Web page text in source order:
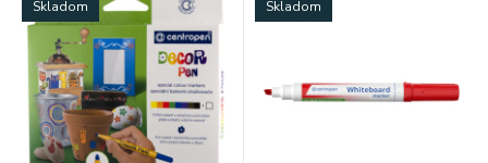
Skladom Skladom